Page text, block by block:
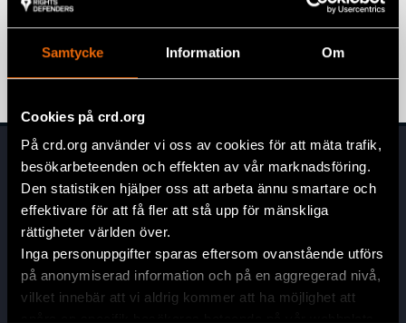
Samtycke Information Om
Cookies på crd.org
På crd.org använder vi oss av cookies för att mäta trafik,
besökarbeteenden och effekten av vår marknadsföring.
Den statistiken hjälper oss att arbeta ännu smartare och
effektivare för att få fler att stå upp för mänskliga
rättigheter världen över.
Inga personuppgifter sparas eftersom ovanstående utförs
på anonymiserad information och på en aggregerad nivå,
vilket innebär att vi aldrig kommer att ha möjlighet att
Civil Rights Defender of the Year
Award 2023 – Foro Penal
AMÉRICA LATINA NOTICIAS,VENEZUELA
25 April 2023
Oficina Bogota